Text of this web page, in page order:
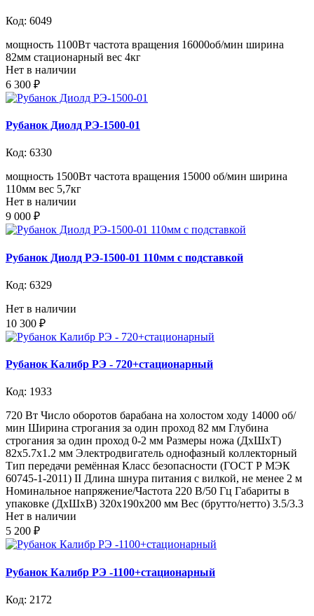
Код: 6049
мощность 1100Вт частота вращения 16000об/мин ширина
82мм стационарный вес 4кг
Нет в наличии
6 300 ₽
Рубанок Диолд РЭ-1500-01
Код: 6330
мощность 1500Вт частота вращения 15000 об/мин ширина
110мм вес 5,7кг
Нет в наличии
9 000 ₽
Рубанок Диолд РЭ-1500-01 110мм с подставкой
Код: 6329
Нет в наличии
10 300 ₽
Рубанок Калибр РЭ - 720+стационарный
Код: 1933
720 Вт Число оборотов барабана на холостом ходу 14000 об/
мин Ширина строгания за один проход 82 мм Глубина
строгания за один проход 0-2 мм Размеры ножа (ДхШхТ)
82х5.7х1.2 мм Электродвигатель однофазный коллекторный
Тип передачи ремённая Класс безопасности (ГОСТ Р МЭК
60745-1-2011) II Длина шнура питания с вилкой, не менее 2 м
Номинальное напряжение/Частота 220 В/50 Гц Габариты в
упаковке (ДхШхВ) 320х190х200 мм Вес (брутто/нетто) 3.5/3.3
Нет в наличии
5 200 ₽
Рубанок Калибр РЭ -1100+стационарный
Код: 2172